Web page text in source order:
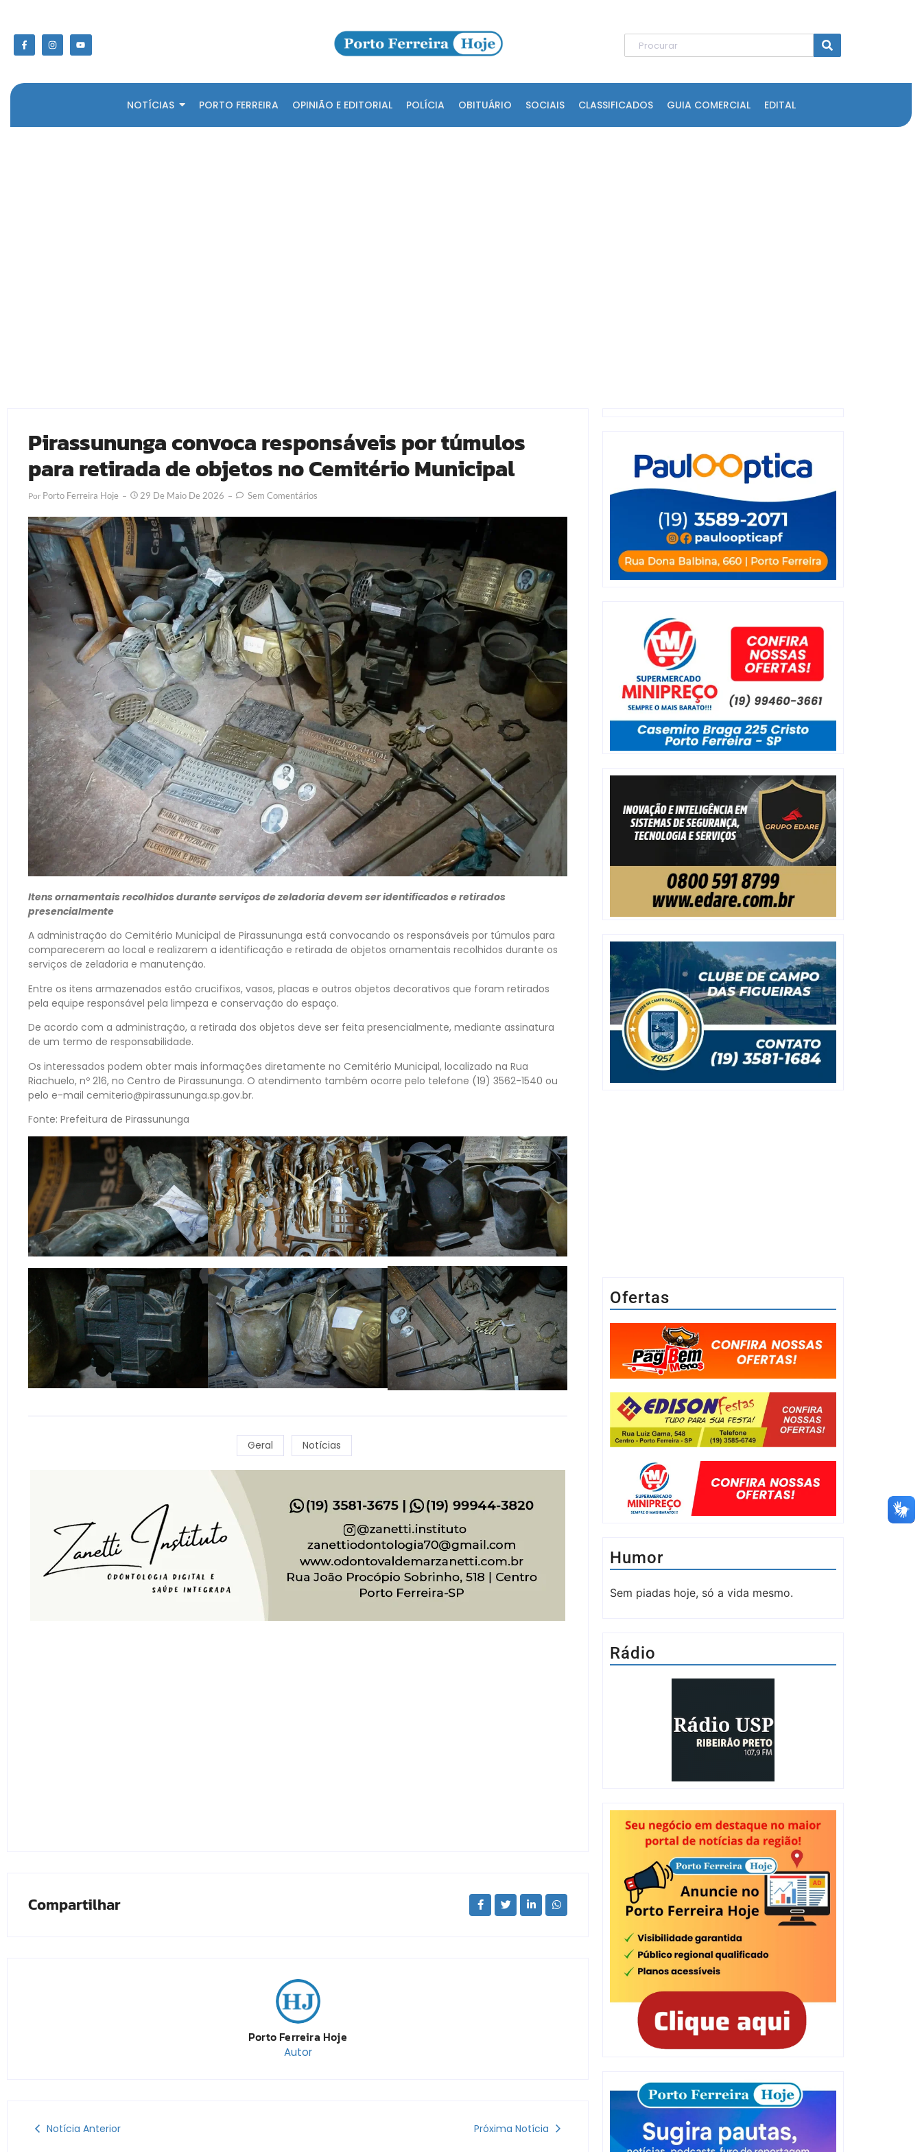
NOTÍCIAS PORTO FERREIRA OPINIÃO E EDITORIAL POLÍCIA OBITUÁRIO SOCIAIS CLASSIFICADOS GUIA COMERCIAL EDITAL
Pirassununga convoca responsáveis por túmulos
para retirada de objetos no Cemitério Municipal
Por Porto Ferreira Hoje 29 De Maio De 2026 Sem Comentários
Itens ornamentais recolhidos durante serviços de zeladoria devem ser identificados e retirados
presencialmente
A administração do Cemitério Municipal de Pirassununga está convocando os responsáveis por túmulos para
comparecerem ao local e realizarem a identificação e retirada de objetos ornamentais recolhidos durante os
serviços de zeladoria e manutenção.
Entre os itens armazenados estão crucifixos, vasos, placas e outros objetos decorativos que foram retirados
pela equipe responsável pela limpeza e conservação do espaço.
De acordo com a administração, a retirada dos objetos deve ser feita presencialmente, mediante assinatura
de um termo de responsabilidade.
Os interessados podem obter mais informações diretamente no Cemitério Municipal, localizado na Rua
Riachuelo, nº 216, no Centro de Pirassununga. O atendimento também ocorre pelo telefone (19) 3562-1540 ou
pelo e-mail cemiterio@pirassununga.sp.gov.br.
Fonte: Prefeitura de Pirassununga
Geral Notícias
Compartilhar
Porto Ferreira Hoje
Autor
Notícia Anterior Próxima Notícia
Ofertas
Humor
Sem piadas hoje, só a vida mesmo.
Rádio